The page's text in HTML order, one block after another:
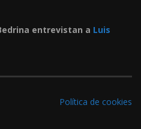
entrevistan a Luis
Política de cookies